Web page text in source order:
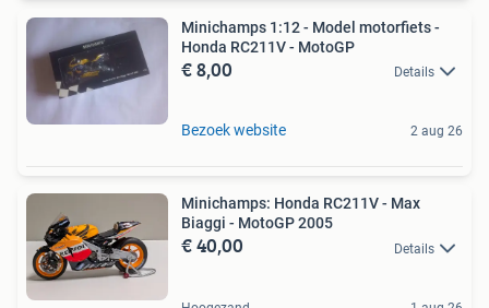
Minichamps 1:12 - Model motorfiets -
Honda RC211V - MotoGP
€ 8,00 Details
Bezoek website 2 aug 26
Minichamps: Honda RC211V - Max
Biaggi - MotoGP 2005
€ 40,00 Details